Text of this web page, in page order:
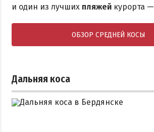
и один из лучших пляжей курорта —
ОБЗОР СРЕДНЕЙ КОСЫ
Дальняя коса